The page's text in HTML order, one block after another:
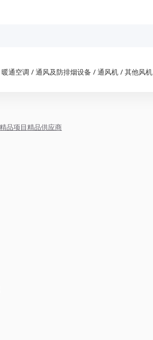
通空调 / 通风及防排烟设备 / 通风机 / 其他风机
精品项目精品供应商